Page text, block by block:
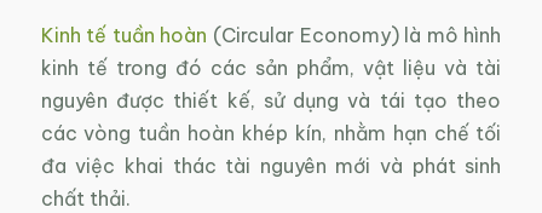
Kinh tế tuần hoàn (Circular Economy) là mô hình
kinh tế trong đó các sản phẩm, vật liệu và tài
nguyên được thiết kế, sử dụng và tái tạo theo
các vòng tuần hoàn khép kín, nhằm hạn chế tối
đa việc khai thác tài nguyên mới và phát sinh
chất thải.